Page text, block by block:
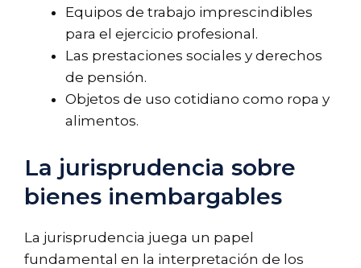
Equipos de trabajo imprescindibles
para el ejercicio profesional.
Las prestaciones sociales y derechos
de pensión.
Objetos de uso cotidiano como ropa y
alimentos.
La jurisprudencia sobre
bienes inembargables
La jurisprudencia juega un papel
fundamental en la interpretación de los